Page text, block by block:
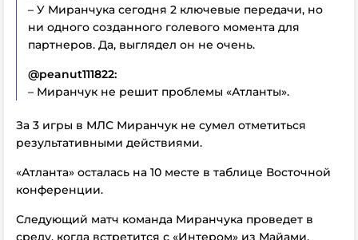
– У Миранчука сегодня 2 ключевые передачи, но
ни одного созданного голевого момента для
партнеров. Да, выглядел он не очень.
@peanut111822:
– Миранчук не решит проблемы «Атланты».
За 3 игры в МЛС Миранчук не сумел отметиться
результативными действиями.
«Атланта» осталась на 10 месте в таблице Восточной
конференции.
Следующий матч команда Миранчука проведет в
среду, когда встретится с «Интером» из Майами.